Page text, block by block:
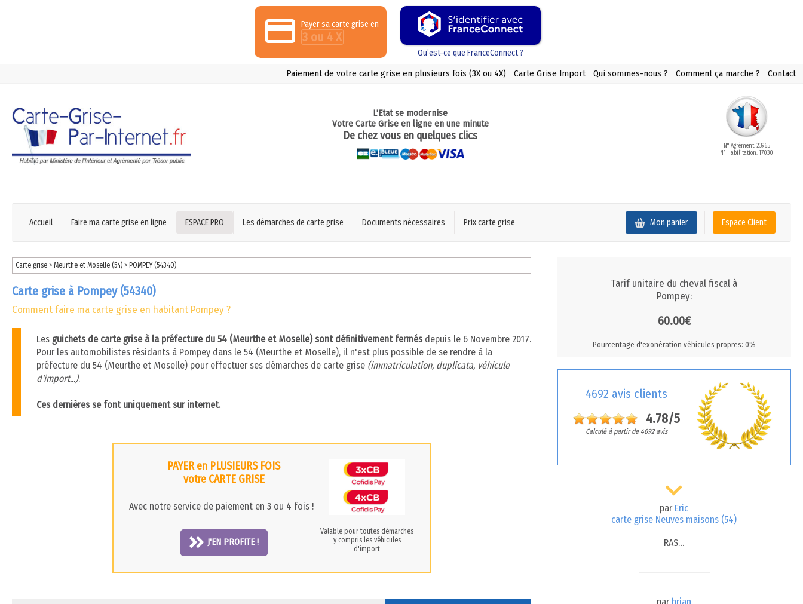
Payer sa carte grise en
3 ou 4 X
Qu’est-ce que FranceConnect ?
Paiement de votre carte grise en plusieurs fois (3X ou 4X) Carte Grise Import Qui sommes-nous ? Comment ça marche ? Contact
L'Etat se modernise
Votre Carte Grise en ligne en une minute
De chez vous en quelques clics
N° Agrément: 23965
N° Habilitation: 17030
Accueil Faire ma carte grise en ligne ESPACE PRO Les démarches de carte grise Documents nécessaires Prix carte grise Espace Client
Mon panier
Carte grise >Meurthe et Moselle (54)> POMPEY (54340)
Carte grise à Pompey (54340)
Comment faire ma carte grise en habitant Pompey ?
Les guichets de carte grise à la préfecture du 54 (Meurthe et Moselle) sont définitivement fermés depuis le 6 Novembre 2017.
Pour les automobilistes résidants à Pompey dans le 54 (Meurthe et Moselle), il n'est plus possible de se rendre à la
préfecture du 54 (Meurthe et Moselle) pour effectuer ses démarches de carte grise (immatriculation, duplicata, véhicule
d'import...).
Ces dernières se font uniquement sur internet.
PAYER en PLUSIEURS FOIS
votre CARTE GRISE
Avec notre service de paiement en 3 ou 4 fois !
J'EN PROFITE !
Valable pour toutes démarches
y compris les véhicules
d'import
Tarif unitaire du cheval fiscal à
Pompey:
60.00€
Pourcentage d'exonération véhicules propres: 0%
4692 avis clients
4.78/5
Calculé à partir de 4692 avis
par Eric
carte grise Neuves maisons (54)
RAS…